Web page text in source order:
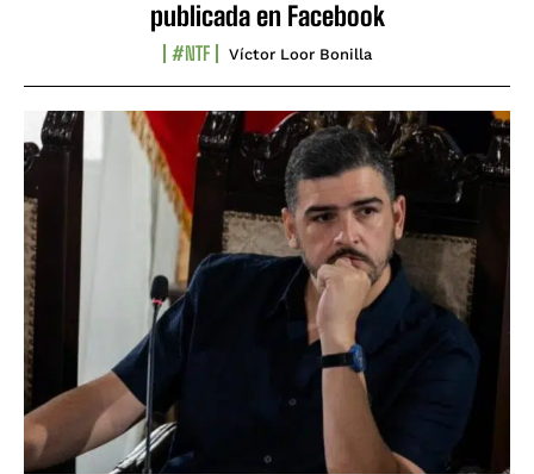
publicada en Facebook
#NTF Víctor Loor Bonilla